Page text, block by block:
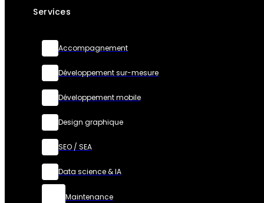
Services
Accompagnement
Développement sur-mesure
Développement mobile
Design graphique
SEO / SEA
Data science & IA
Maintenance